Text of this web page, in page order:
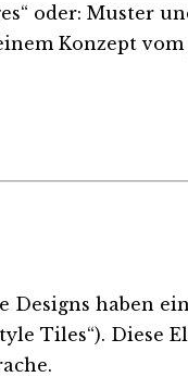
oder: Muster
Konzept vom
Designs haben
Tiles“). Diese